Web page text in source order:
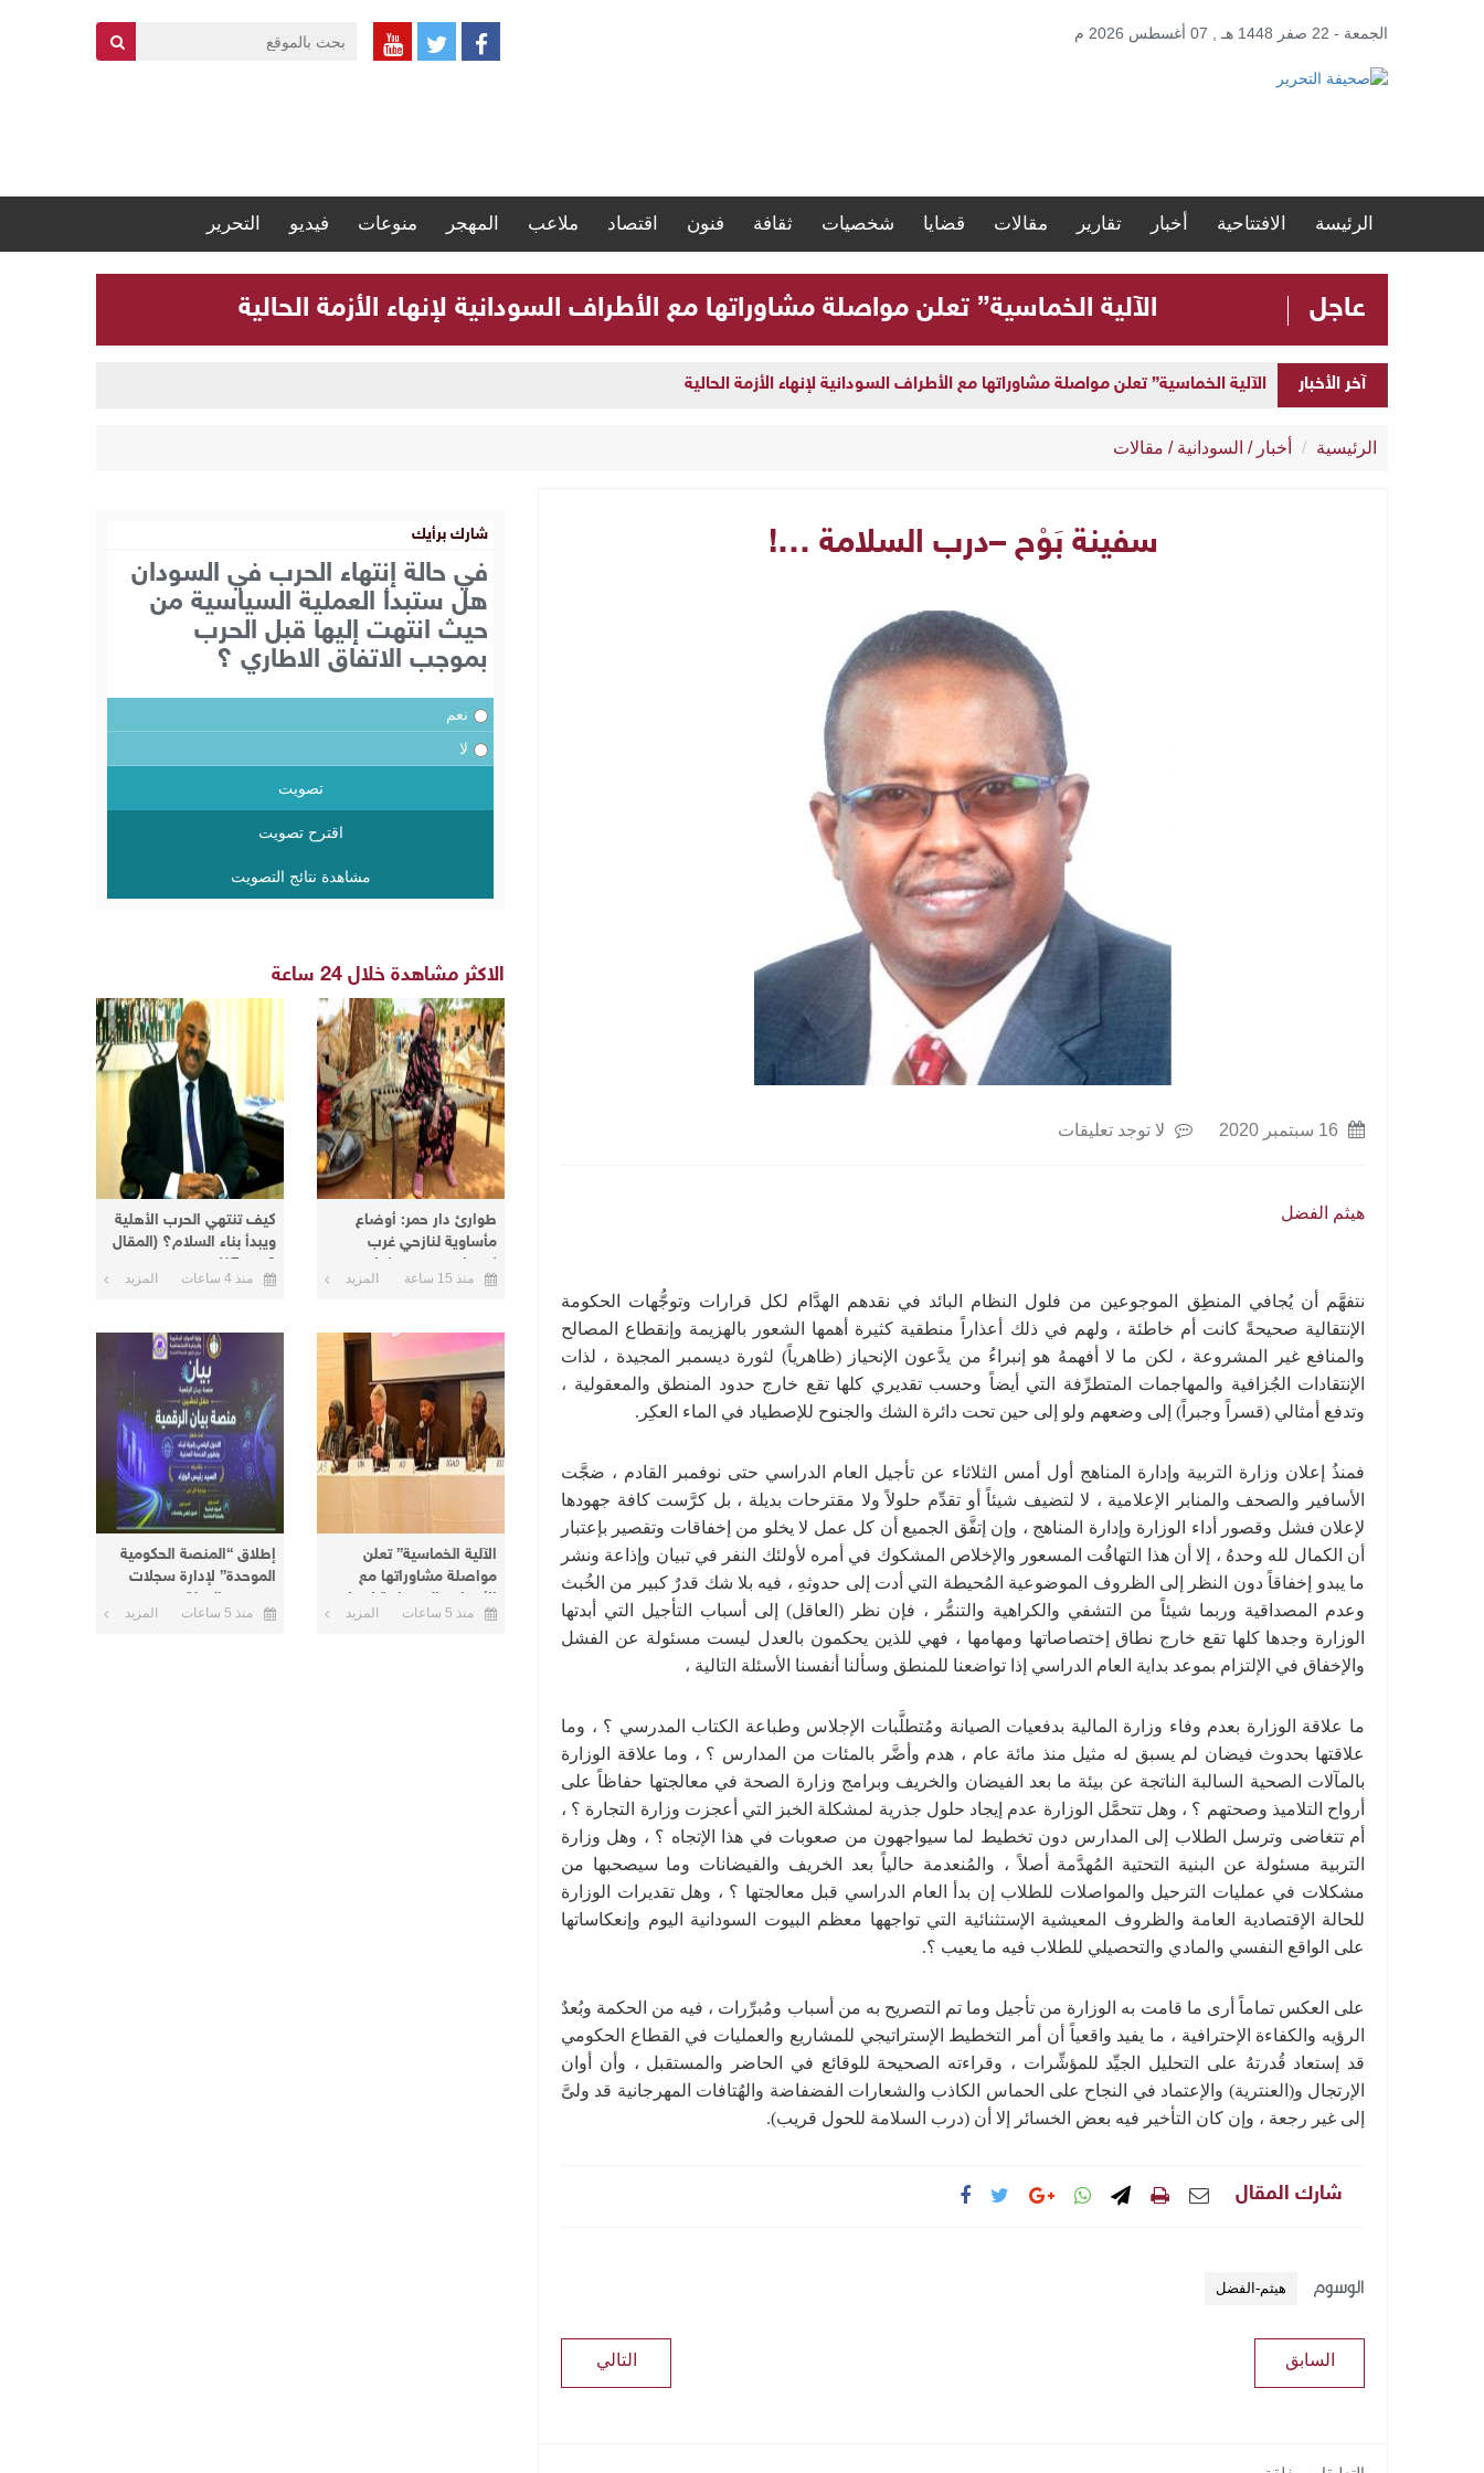
الجمعة - 22 صفر 1448 هـ , 07 أغسطس 2026 م
الرئيسة الافتتاحية أخبار تقارير مقالات قضايا شخصيات ثقافة فنون اقتصاد ملاعب المهجر منوعات فيديو التحرير
عاجل الآلية الخماسية” تعلن مواصلة مشاوراتها مع الأطراف السودانية لإنهاء الأزمة الحالية
آخر الأخبار الآلية الخماسية” تعلن مواصلة مشاوراتها مع الأطراف السودانية لإنهاء الأزمة الحالية
إطلاق “المنصة الحكومية الموحدة” لإدارة سجلات موظفي الدولة
الرئيسية أخبار / السودانية / مقالات
سفينة بَوْح –درب السلامة …!
لا توجد تعليقات
هيثم الفضل
نتفهَّم أن يُجافي المنطِق الموجوعين من فلول النظام البائد في نقدهم الهدَّام لكل قرارات وتوجُّهات الحكومة
الإنتقالية صحيحةً كانت أم خاطئة ، ولهم في ذلك أعذاراً منطقية كثيرة أهمها الشعور بالهزيمة وإنقطاع المصالح
والمنافع غير المشروعة ، لكن ما لا أفهمهُ هو إنبراءُ من يدَّعون الإنحياز (ظاهرياً) لثورة ديسمبر المجيدة ، لذات
الإنتقادات الجُزافية والمهاجمات المتطرِّفة التي أيضاً وحسب تقديري كلها تقع خارج حدود المنطق والمعقولية ،
وتدفع أمثالي (قسراً وجبراً) إلى وضعهم ولو إلى حين تحت دائرة الشك والجنوح للإصطياد في الماء العكِر.
فمنذُ إعلان وزارة التربية وإدارة المناهج أول أمس الثلاثاء عن تأجيل العام الدراسي حتى نوفمبر القادم ، ضجَّت
الأسافير والصحف والمنابر الإعلامية ، لا لتضيف شيئاً أو تقدِّم حلولاً ولا مقترحات بديلة ، بل كرَّست كافة جهودها
لإعلان فشل وقصور أداء الوزارة وإدارة المناهج ، وإن إتفَّق الجميع أن كل عمل لا يخلو من إخفاقات وتقصير بإعتبار
أن الكمال لله وحدهُ ، إلا أن هذا التهافُت المسعور والإخلاص المشكوك في أمره لأولئك النفر في تبيان وإذاعة ونشر
ما يبدو إخفاقاً دون النظر إلى الظروف الموضوعية المُحيطة التي أدت إلى حدوثهِ ، فيه بلا شك قدرٌ كبير من الخُبث
وعدم المصداقية وربما شيئاً من التشفي والكراهية والتنمُّر ، فإن نظر (العاقل) إلى أسباب التأجيل التي أبدتها
الوزارة وجدها كلها تقع خارج نطاق إختصاصاتها ومهامها ، فهي للذين يحكمون بالعدل ليست مسئولة عن الفشل
والإخفاق في الإلتزام بموعد بداية العام الدراسي إذا تواضعنا للمنطق وسألنا أنفسنا الأسئلة التالية ،
ما علاقة الوزارة بعدم وفاء وزارة المالية بدفعيات الصيانة ومُتطلَّبات الإجلاس وطباعة الكتاب المدرسي ؟ ، وما
علاقتها بحدوث فيضان لم يسبق له مثيل منذ مائة عام ، هدم وأضَّر بالمئات من المدارس ؟ ، وما علاقة الوزارة
بالمآلات الصحية السالبة الناتجة عن بيئة ما بعد الفيضان والخريف وبرامج وزارة الصحة في معالجتها حفاظاً على
أرواح التلاميذ وصحتهم ؟ ، وهل تتحمَّل الوزارة عدم إيجاد حلول جذرية لمشكلة الخبز التي أعجزت وزارة التجارة ؟ ،
أم تتغاضى وترسل الطلاب إلى المدارس دون تخطيط لما سيواجهون من صعوبات في هذا الإتجاه ؟ ، وهل وزارة
التربية مسئولة عن البنية التحتية المُهدَّمة أصلاً ، والمُنعدمة حالياً بعد الخريف والفيضانات وما سيصحبها من
مشكلات في عمليات الترحيل والمواصلات للطلاب إن بدأ العام الدراسي قبل معالجتها ؟ ، وهل تقديرات الوزارة
للحالة الإقتصادية العامة والظروف المعيشية الإستثنائية التي تواجهها معظم البيوت السودانية اليوم وإنعكاساتها
على الواقع النفسي والمادي والتحصيلي للطلاب فيه ما يعيب ؟.
على العكس تماماً أرى ما قامت به الوزارة من تأجيل وما تم التصريح به من أسباب ومُبرِّرات ، فيه من الحكمة وبُعدٌ
الرؤيه والكفاءة الإحترافية ، ما يفيد واقعياً أن أمر التخطيط الإستراتيجي للمشاريع والعمليات في القطاع الحكومي
قد إستعاد قُدرتهُ على التحليل الجيِّد للمؤشِّرات ، وقراءته الصحيحة للوقائع في الحاضر والمستقبل ، وأن أوان
الإرتجال و(العنترية) والإعتماد في النجاح على الحماس الكاذب والشعارات الفضفاضة والهُتافات المهرجانية قد ولىَّ
إلى غير رجعة ، وإن كان التأخير فيه بعض الخسائر إلا أن (درب السلامة للحول قريب).
شارك المقال
الوسوم هيثم-الفضل
التالي السابق
شارك برأيك
في حالة إنتهاء الحرب في السودان
هل ستبدأ العملية السياسية من
حيث انتهت إليها قبل الحرب
بموجب الاتفاق الاطاري ؟
نعم
لا
تصويت
اقترح تصويت
مشاهدة نتائج التصويت
الاكثر مشاهدة خلال 24 ساعة
طوارئ دار حمر: أوضاع
مأساوية لنازحي غرب
كردفان في معسكرات
الأبيض
منذ 15 ساعة المزيد
كيف تنتهي الحرب الأهلية
ويبدأ بناء السلام؟ (المقال
8 من 17)
منذ 4 ساعات المزيد
الآلية الخماسية” تعلن
مواصلة مشاوراتها مع
الأطراف السودانية لإنهاء
الأزمة الحالية
منذ 5 ساعات المزيد
إطلاق “المنصة الحكومية
الموحدة” لإدارة سجلات
موظفي الدولة
منذ 5 ساعات المزيد